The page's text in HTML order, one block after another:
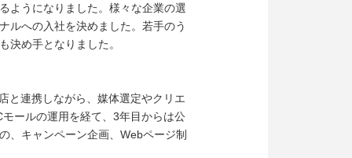
ようになりました。様々な企業の選
ルへの入社を決めました。若手のう
決め手となりました。
と連携しながら、媒体選定やクリエ
ールの運用を経て、3年目からは公
、キャンペーン企画、Webページ制